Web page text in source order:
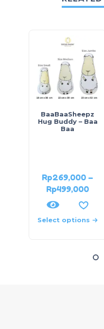
BaaBaaSheepz
Hug Buddy – Baa
Baa
Rp269,000 –
Rp499,000
Select options